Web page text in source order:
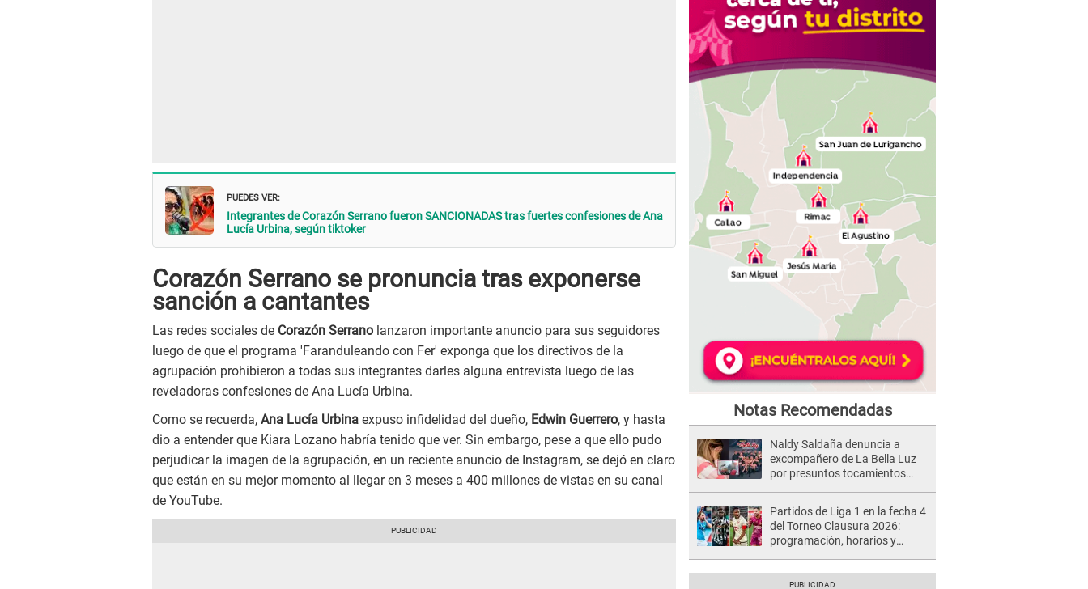
PUEDES VER:
Integrantes de Corazón Serrano fueron SANCIONADAS tras fuertes confesiones de Ana
Lucía Urbina, según tiktoker
Corazón Serrano se pronuncia tras exponerse
sanción a cantantes
Las redes sociales de Corazón Serrano lanzaron importante anuncio para sus seguidores
luego de que el programa 'Faranduleando con Fer' exponga que los directivos de la
agrupación prohibieron a todas sus integrantes darles alguna entrevista luego de las
reveladoras confesiones de Ana Lucía Urbina.
Como se recuerda, Ana Lucía Urbina expuso infidelidad del dueño, Edwin Guerrero, y hasta
dio a entender que Kiara Lozano habría tenido que ver. Sin embargo, pese a que ello pudo
perjudicar la imagen de la agrupación, en un reciente anuncio de Instagram, se dejó en claro
que están en su mejor momento al llegar en 3 meses a 400 millones de vistas en su canal
de YouTube.
Notas Recomendadas
Naldy Saldaña denuncia a
excompañero de La Bella Luz
por presuntos tocamientos
Partidos de Liga 1 en la fecha 4
del Torneo Clausura 2026:
programación, horarios y